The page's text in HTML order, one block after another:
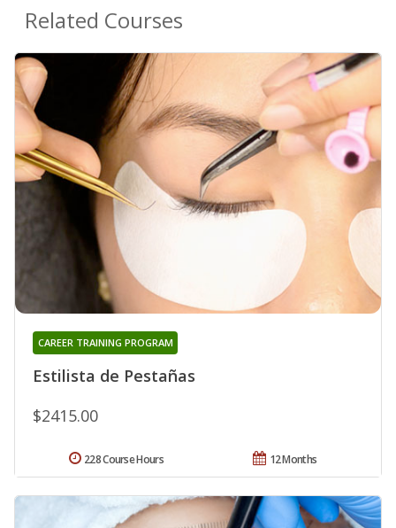
Related Courses
Estilista de Pestañas
CAREER TRAINING PROGRAM
$2415.00
12 Months
228 Course Hours